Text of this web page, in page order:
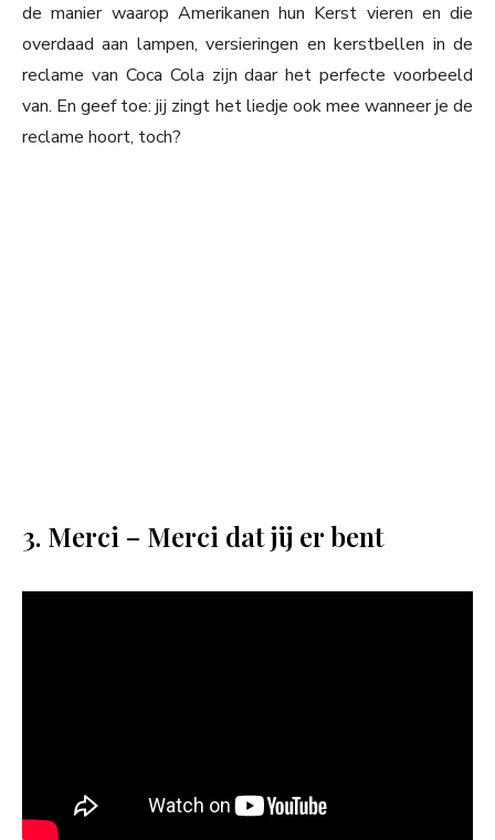
de manier waarop Amerikanen hun Kerst vieren en die
overdaad aan lampen, versieringen en kerstbellen in de
reclame van Coca Cola zijn daar het perfecte voorbeeld
van. En geef toe: jij zingt het liedje ook mee wanneer je de
reclame hoort, toch?
3. Merci – Merci dat jij er bent